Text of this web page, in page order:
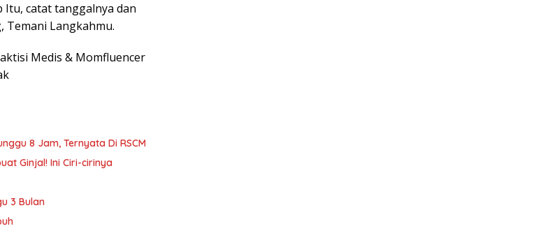
Itu, catat tanggalnya dan
Temani Langkahmu.
Medis & Momfluencer
8 Jam, Ternyata Di RSCM
Ginjal! Ini Ciri-cirinya
3 Bulan